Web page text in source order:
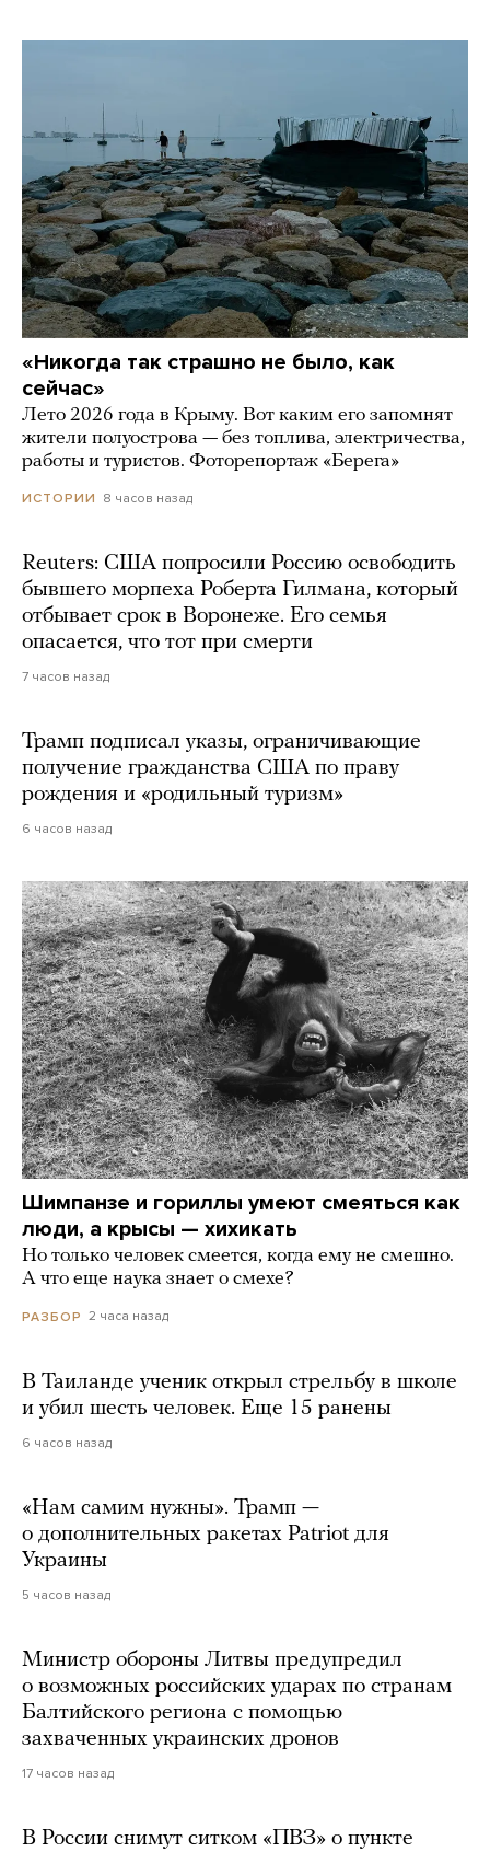
«Никогда так страшно не было, как
сейчас»
Лето 2026 года в Крыму. Вот каким его запомнят
жители полуострова — без топлива, электричества,
работы и туристов. Фоторепортаж «Берега»
ИСТОРИИ 8 часов назад
Reuters: США попросили Россию освободить
бывшего морпеха Роберта Гилмана, который
отбывает срок в Воронеже. Его семья
опасается, что тот при смерти
7 часов назад
Трамп подписал указы, ограничивающие
получение гражданства США по праву
рождения и «родильный туризм»
6 часов назад
Шимпанзе и гориллы умеют смеяться как
люди, а крысы — хихикать
Но только человек смеется, когда ему не смешно.
А что еще наука знает о смехе?
РАЗБОР 2 часа назад
В Таиланде ученик открыл стрельбу в школе
и убил шесть человек. Еще 15 ранены
6 часов назад
«Нам самим нужны». Трамп —
о дополнительных ракетах Patriot для
Украины
5 часов назад
Министр обороны Литвы предупредил
о возможных российских ударах по странам
Балтийского региона с помощью
захваченных украинских дронов
17 часов назад
В России снимут ситком «ПВЗ» о пункте